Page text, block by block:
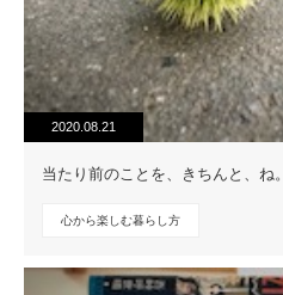
2020.08.21
当たり前のことを、きちんと、ね。
心から楽しむ暮らし方